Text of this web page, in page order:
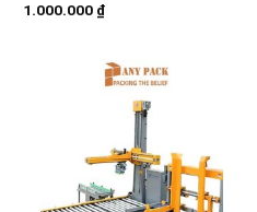
1.000.000 ₫